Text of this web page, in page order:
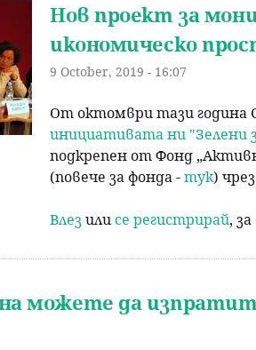
Нов проект за
икономическо
9 October, 2019 - 16:07
От октомври тази година
инициативата ни "Зелени
подкрепен от Фонд
(повече за фонда -тук)
Влезили се регистрирай,
можете да